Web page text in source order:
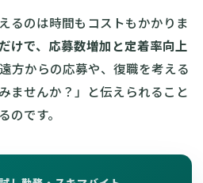
るのは時間もコストもかかりま
けで、応募数増加と定着率向上
方からの応募や、復職を考える
ませんか？」と伝えられること
のです。